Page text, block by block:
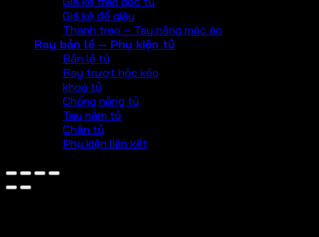
Giá kệ để giày
Thanh treo – Tay nâng móc áo
Ray bản lề – Phụ kiện tủ
Bản lề tủ
Ray trượt hộc kéo
khoá tủ
Chống nâng tủ
Tay nắm tủ
Chân tủ
Phụ kiện liên kết